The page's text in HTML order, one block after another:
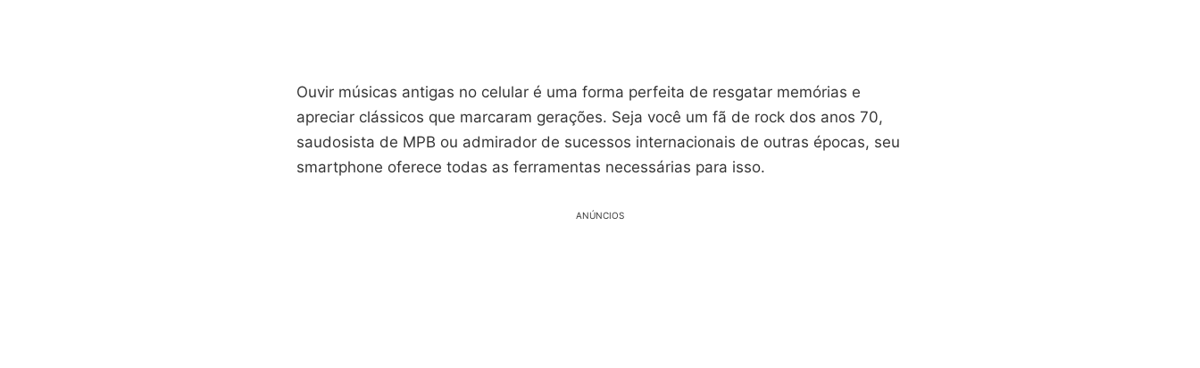
Ouvir músicas antigas no celular é uma forma perfeita de resgatar memórias e
apreciar clássicos que marcaram gerações. Seja você um fã de rock dos anos 70,
saudosista de MPB ou admirador de sucessos internacionais de outras épocas, seu
smartphone oferece todas as ferramentas necessárias para isso.
ANÚNCIOS